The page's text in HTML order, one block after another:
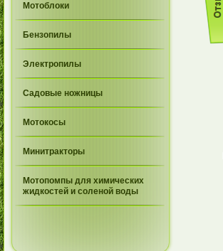
Мотоблоки
Бензопилы
Электропилы
Садовые ножницы
Мотокосы
Минитракторы
Мотопомпы для химических
жидкостей и соленой воды